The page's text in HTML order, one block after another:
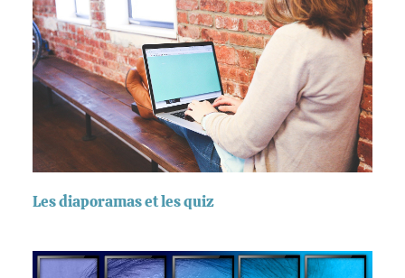
Les diaporamas et les quiz